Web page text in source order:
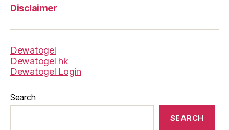
Disclaimer
Dewatogel
Dewatogel hk
Dewatogel Login
Search
SEARCH